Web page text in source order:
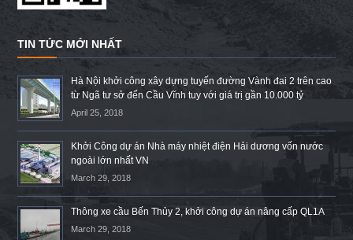
TIN TỨC MỚI NHẤT
Hà Nội khởi công xây dựng tuyến đường Vành đai 2 trên cao
từ Ngã tư sở đến Cầu Vĩnh tuy với giá trị gần 10.000 tỷ
April 25, 2018
Khởi Công dự án Nhà máy nhiệt điện Hải dương vốn nước
ngoài lớn nhất VN
March 29, 2018
Thông xe cầu Bến Thủy 2, khởi công dự án nâng cấp QL1A
March 29, 2018